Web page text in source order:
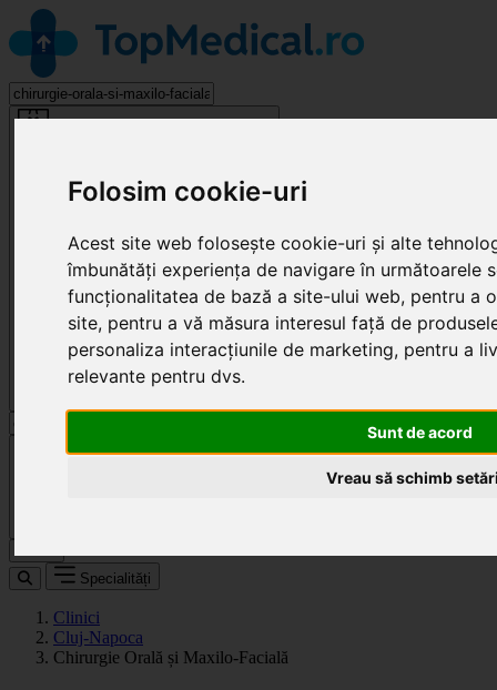
Folosim cookie-uri
Acest site web folosește cookie-uri și alte
îmbunătăți experiența de navigare în următoarele
funcționalitatea de bază a site-ului web, pentru a
site, pentru a vă măsura interesul față de
personaliza interacțiunile de marketing, pentru a
relevante pentru dvs.
Sunt de acord
Vreau să schimb
Cluj-Napoca
Specialități
Clinici
Cluj-Napoca
Chirurgie Orală și Maxilo-Facială